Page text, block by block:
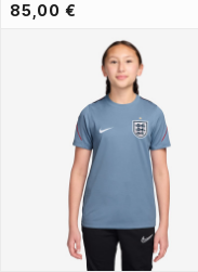
85,00 €